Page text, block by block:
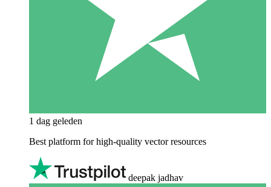
1 dag geleden
Best platform for high-quality vector resources
deepak jadhav